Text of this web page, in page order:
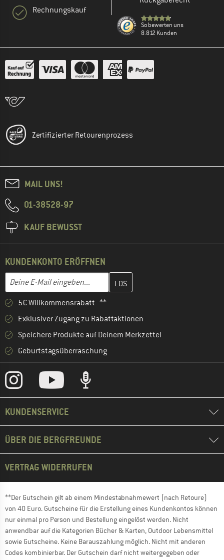
Rechnungskauf
So bewerten uns
8.812 Kunden
Zertifizierter Retourenprozess
MAIL UNS!
01-38528-97
KAUF BEWUSST
KUNDENKONTO ERÖFFNEN
E-Mail-Adresse
Gib hier deine E-Mail-Adresse ein und erstelle im nächsten
5€ Willkommensrabatt **
Exklusiver Zugang zu Rabattaktionen
Speichere Produkte auf Deinem Merkzettel
Geburtstagsüberraschung
KUNDENSERVICE
ÜBER DIE BERGFREUNDE
VERTRAG WIDERRUFEN
**Der Gutschein gilt ab einem Mindestabnahmewert (nach Retoure)
von 40 Euro. Gutscheine für die Erstellung eines Kundenkontos können
nur einmal pro Person und Bestellung eingelöst werden. Nicht
anwendbar auf die Kategorien Bücher & Karten, Outdoor Lebensmittel
sowie Gutscheine. Keine Barauszahlung möglich. Nicht mit anderen
Codes kombinierbar. Der Gutschein darf nicht weitergegeben oder